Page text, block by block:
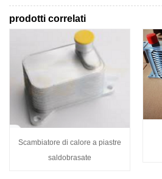
prodotti correlati
Scambiatore di calore a piastre
saldobrasate